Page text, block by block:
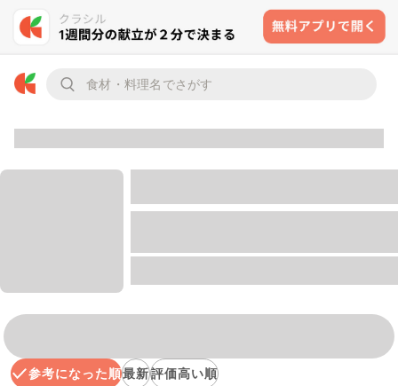
参考になった順最新評価高い順